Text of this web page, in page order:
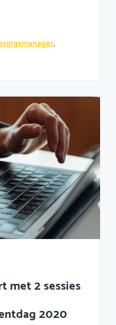
,
met 2 sessies
2020